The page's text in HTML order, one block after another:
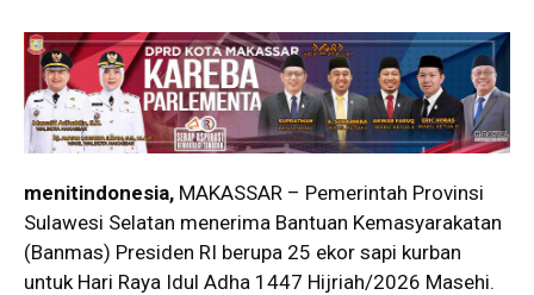
menitindonesia, MAKASSAR – Pemerintah Provinsi
Sulawesi Selatan menerima Bantuan Kemasyarakatan
(Banmas) Presiden RI berupa 25 ekor sapi kurban
untuk Hari Raya Idul Adha 1447 Hijriah/2026 Masehi.